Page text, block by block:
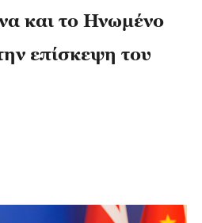
και το Ηνωμένο
επίσκεψη του